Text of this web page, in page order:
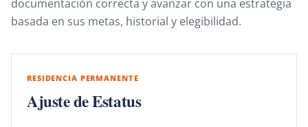
documentación correcta y avanzar con una estrategia
basada en sus metas, historial y elegibilidad.
RESIDENCIA PERMANENTE
Ajuste de Estatus